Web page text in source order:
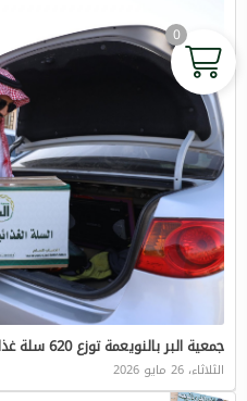
جمعية البر بالنويعمة توزع 620 سلة غذائية خلال العشر الأوائل من ذي الحجة
الثلاثاء، 26 مايو 2026
0